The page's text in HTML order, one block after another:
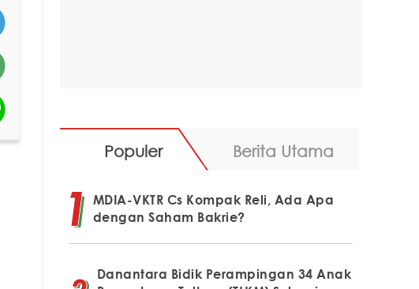
Populer Berita Utama
MDIA-VKTR Cs Kompak Reli, Ada Apa
dengan Saham Bakrie?
Danantara Bidik Perampingan 34 Anak